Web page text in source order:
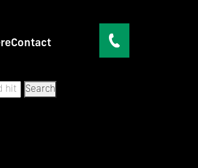
Contact
Search